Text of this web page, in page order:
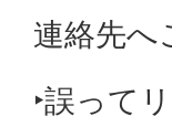
連絡先へ
‣誤って